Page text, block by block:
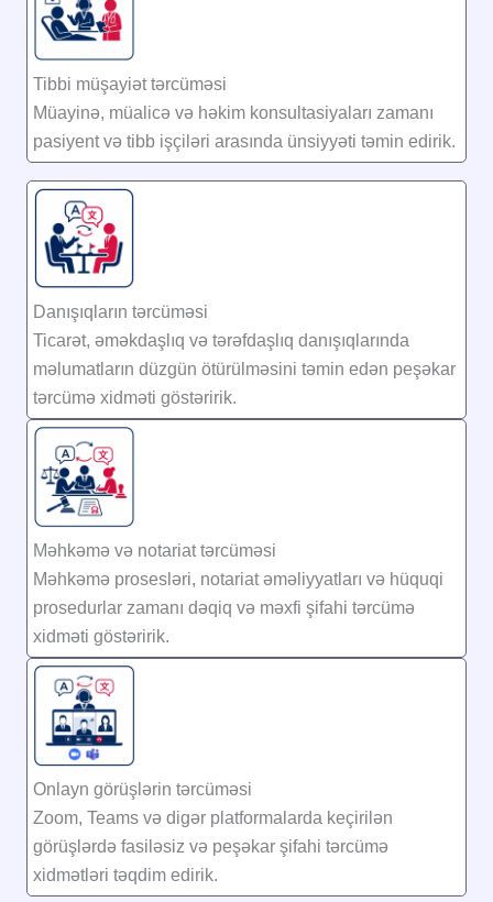
Tibbi müşayiət tərcüməsi
Müayinə, müalicə və həkim konsultasiyaları zamanı
pasiyent və tibb işçiləri arasında ünsiyyəti təmin edirik.
Danışıqların tərcüməsi
Ticarət, əməkdaşlıq və tərəfdaşlıq danışıqlarında
məlumatların düzgün ötürülməsini təmin edən peşəkar
tərcümə xidməti göstəririk.
Məhkəmə və notariat tərcüməsi
Məhkəmə prosesləri, notariat əməliyyatları və hüquqi
prosedurlar zamanı dəqiq və məxfi şifahi tərcümə
xidməti göstəririk.
Onlayn görüşlərin tərcüməsi
Zoom, Teams və digər platformalarda keçirilən
görüşlərdə fasiləsiz və peşəkar şifahi tərcümə
xidmətləri təqdim edirik.